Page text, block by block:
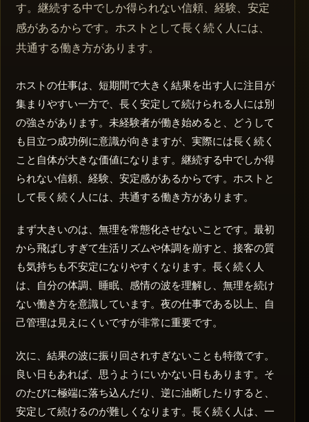
す。継続する中でしか得られない信頼、経験、安定
感があるからです。ホストとして長く続く人には、
共通する働き方があります。
ホストの仕事は、短期間で大きく結果を出す人に注目が
集まりやすい一方で、長く安定して続けられる人には別
の強さがあります。未経験者が働き始めると、どうして
も目立つ成功例に意識が向きますが、実際には長く続く
こと自体が大きな価値になります。継続する中でしか得
られない信頼、経験、安定感があるからです。ホストと
して長く続く人には、共通する働き方があります。
まず大きいのは、無理を常態化させないことです。最初
から飛ばしすぎて生活リズムや体調を崩すと、接客の質
も気持ちも不安定になりやすくなります。長く続く人
は、自分の体調、睡眠、感情の波を理解し、無理を続け
ない働き方を意識しています。夜の仕事である以上、自
己管理は見えにくいですが非常に重要です。
次に、結果の波に振り回されすぎないことも特徴です。
良い日もあれば、思うようにいかない日もあります。そ
のたびに極端に落ち込んだり、逆に油断したりすると、
安定して続けるのが難しくなります。長く続く人は、一